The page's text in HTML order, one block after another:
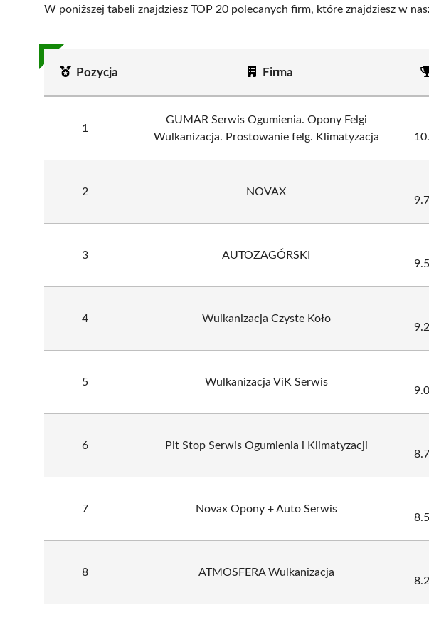
W poniższej tabeli znajdziesz TOP 20 polecanych firm, które znajdziesz w
Pozycja Firma
1
GUMAR Serwis Ogumienia. Opony Felgi
Wulkanizacja. Prostowanie felg. Klimatyzacja
2 NOVAX
3 AUTOZAGÓRSKI
4 Wulkanizacja Czyste Koło
5 Wulkanizacja ViK Serwis
6 Pit Stop Serwis Ogumienia i Klimatyzacji
7 Novax Opony + Auto Serwis
8 ATMOSFERA Wulkanizacja